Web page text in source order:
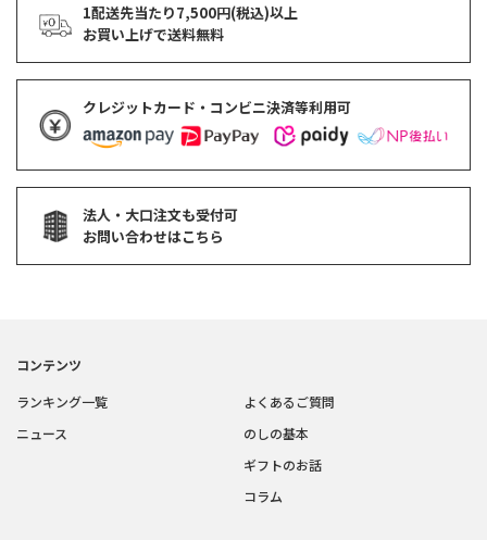
1配送先当たり7,500円(税込)以上
お買い上げで送料無料
クレジットカード・コンビニ決済等利用可
法人・大口注文も受付可
お問い合わせはこちら
コンテンツ
ランキング一覧
ニュース
よくあるご質問
のしの基本
ギフトのお話
コラム